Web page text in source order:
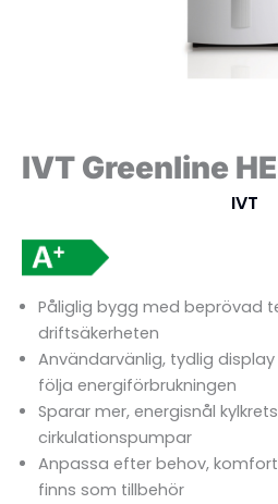
IVT Greenline
IVT
Påliglig bygg med beprövad
driftsäkerheten
Användarvänlig, tydlig
följa energiförbrukningen
Sparar mer, energisnål
cirkulationspumpar
Anpassa efter behov,
finns som tillbehör